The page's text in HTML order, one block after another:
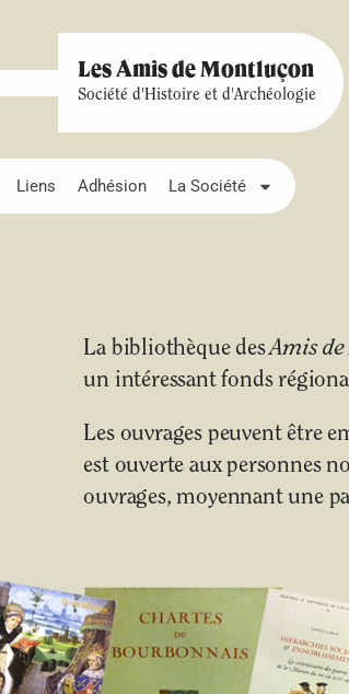
Les Amis de Montluçon
Société d'Histoire et d'Archéologie
Liens Adhésion La Société
La bibliothèque desAmis
un intéressant fonds
Les ouvrages peuvent être
est ouverte aux personnes
ouvrages, moyennant une